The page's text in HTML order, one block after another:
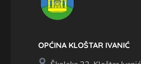
OPĆINA KLOŠTAR IVANIĆ